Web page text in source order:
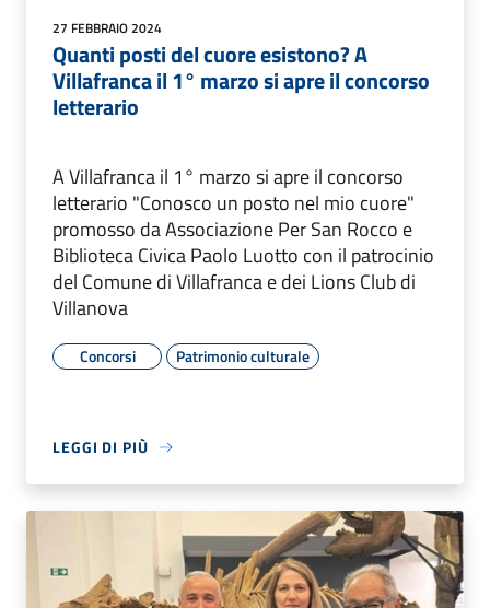
27 FEBBRAIO 2024
Quanti posti del cuore esistono? A
Villafranca il 1° marzo si apre il concorso
letterario
A Villafranca il 1° marzo si apre il concorso
letterario "Conosco un posto nel mio cuore"
promosso da Associazione Per San Rocco e
Biblioteca Civica Paolo Luotto con il patrocinio
del Comune di Villafranca e dei Lions Club di
Villanova
Concorsi Patrimonio culturale
LEGGI DI PIÙ